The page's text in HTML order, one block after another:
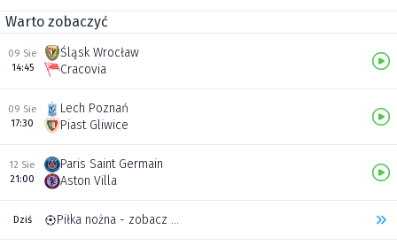
Warto zobaczyć
09 Sie
14:45
Śląsk Wrocław
Cracovia
09 Sie
17:30
Lech Poznań
Piast Gliwice
12 Sie
21:00
Paris Saint Germain
Aston Villa
Dziś Piłka nożna - zobacz inne transmisje